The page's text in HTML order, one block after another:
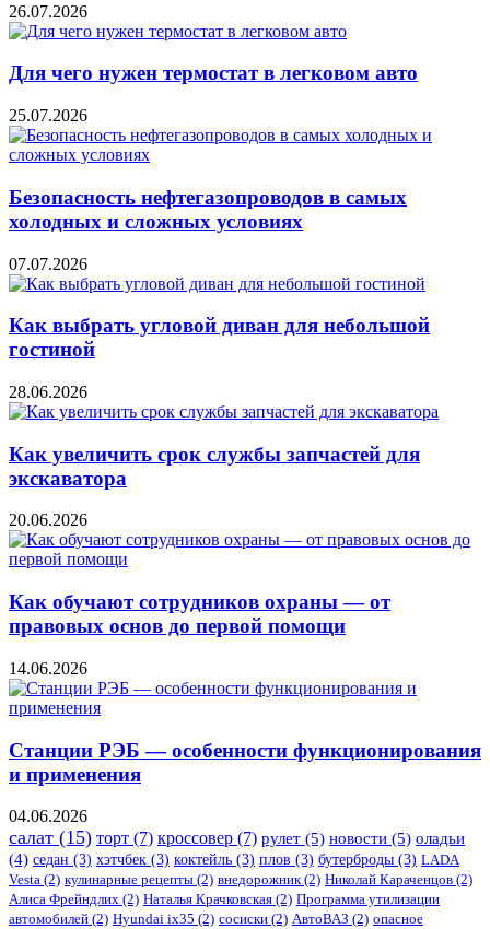
26.07.2026
Для чего нужен термостат в легковом авто
25.07.2026
Безопасность нефтегазопроводов в самых
холодных и сложных условиях
07.07.2026
Как выбрать угловой диван для небольшой
гостиной
28.06.2026
Как увеличить срок службы запчастей для
экскаватора
20.06.2026
Как обучают сотрудников охраны — от
правовых основ до первой помощи
14.06.2026
Станции РЭБ — особенности функционирования
и применения
04.06.2026
салат (15) торт (7) кроссовер (7) рулет (5) новости (5) оладьи
(4) седан (3) хэтчбек (3) коктейль (3) плов (3) бутерброды (3) LADA
Vesta (2) кулинарные рецепты (2) внедорожник(2) Николай Караченцов (2)
Алиса Фрейндлих (2) Наталья Крачковская (2) Программа утилизации
автомобилей (2) ​Hyundai ix35 (2) сосиски (2) АвтоВАЗ (2) опасное